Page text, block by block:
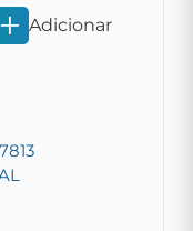
Adicionar